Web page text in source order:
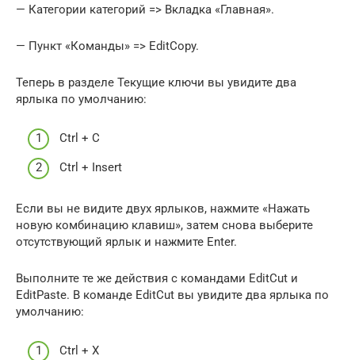
— Категории категорий => Вкладка «Главная».
— Пункт «Команды» => EditCopy.
Теперь в разделе Текущие ключи вы увидите два
ярлыка по умолчанию:
Ctrl + C
Ctrl + Insert
Если вы не видите двух ярлыков, нажмите «Нажать
новую комбинацию клавиш», затем снова выберите
отсутствующий ярлык и нажмите Enter.
Выполните те же действия с командами EditCut и
EditPaste. В команде EditCut вы увидите два ярлыка по
умолчанию:
Ctrl + X